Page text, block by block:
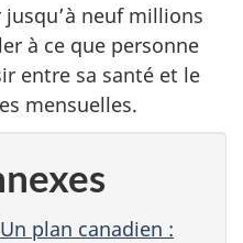
neuf millions
à ce que personne
entre sa santé et le
mensuelles.
plan canadien :